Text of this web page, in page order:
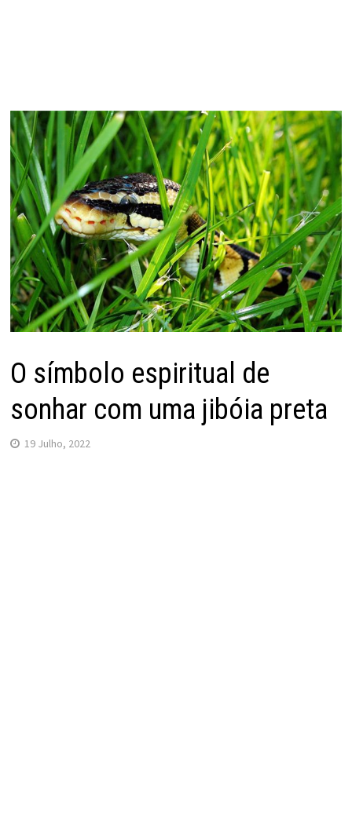
O símbolo espiritual de
sonhar com uma jibóia preta
19 Julho, 2022